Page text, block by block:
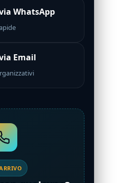
WhatsApp
Email